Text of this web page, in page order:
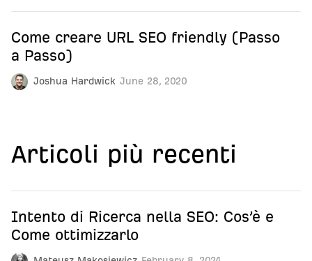
Joshua Hardwick June 28, 2020
Come creare URL SEO friendly (Passo
a Passo)
Articoli più recenti
Intento di Ricerca nella SEO: Cos’è e
Come ottimizzarlo